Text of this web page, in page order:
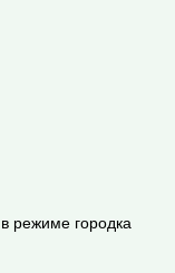
режиме городка